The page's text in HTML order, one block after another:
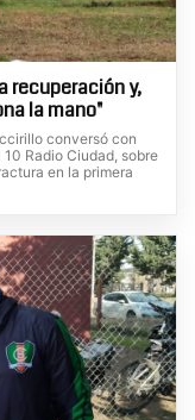
recuperación y,
la mano"
conversó con
Radio Ciudad, sobre
en la primera